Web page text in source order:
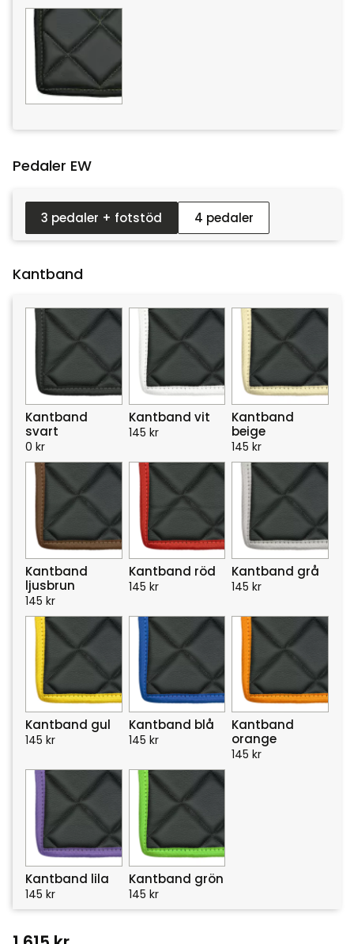
Pedaler EW :
3 pedaler + fotstöd 4 pedaler
Kantband
Kantband
svart
0 kr
Kantband vit
145 kr
Kantband
beige
145 kr
Kantband
ljusbrun
145 kr
Kantband röd
145 kr
Kantband grå
145 kr
Kantband gul
145 kr
Kantband blå
145 kr
Kantband
orange
145 kr
Kantband lila
145 kr
Kantband grön
145 kr